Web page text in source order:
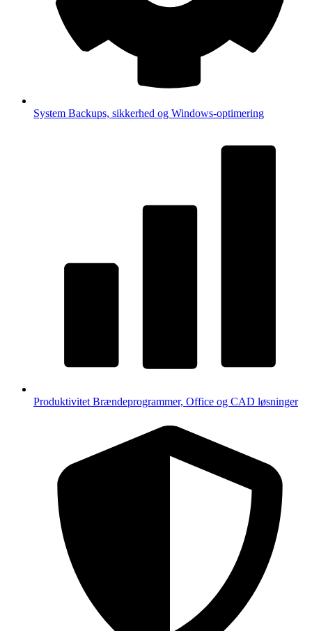
System Backups, sikkerhed og Windows-optimering
Produktivitet Brændeprogrammer, Office og CAD løsninger